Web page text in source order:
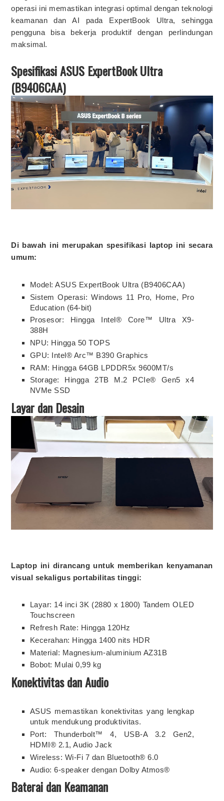
operasi ini memastikan integrasi optimal dengan teknologi
keamanan dan AI pada ExpertBook Ultra, sehingga
pengguna bisa bekerja produktif dengan perlindungan
maksimal.
Spesifikasi ASUS ExpertBook Ultra
(B9406CAA)
Di bawah ini merupakan spesifikasi laptop ini secara
umum:
Model: ASUS ExpertBook Ultra (B9406CAA)
Sistem Operasi: Windows 11 Pro, Home, Pro
Education (64-bit)
Prosesor: Hingga Intel® Core™ Ultra X9-
388H
NPU: Hingga 50 TOPS
GPU: Intel® Arc™ B390 Graphics
RAM: Hingga 64GB LPDDR5x 9600MT/s
Storage: Hingga 2TB M.2 PCIe® Gen5 x4
NVMe SSD
Layar dan Desain
Laptop ini dirancang untuk memberikan kenyamanan
visual sekaligus portabilitas tinggi:
Layar: 14 inci 3K (2880 x 1800) Tandem OLED
Touchscreen
Refresh Rate: Hingga 120Hz
Kecerahan: Hingga 1400 nits HDR
Material: Magnesium-aluminium AZ31B
Bobot: Mulai 0,99 kg
Konektivitas dan Audio
ASUS memastikan konektivitas yang lengkap
untuk mendukung produktivitas.
Port: Thunderbolt™ 4, USB-A 3.2 Gen2,
HDMI® 2.1, Audio Jack
Wireless: Wi-Fi 7 dan Bluetooth® 6.0
Audio: 6-speaker dengan Dolby Atmos®
Baterai dan Keamanan